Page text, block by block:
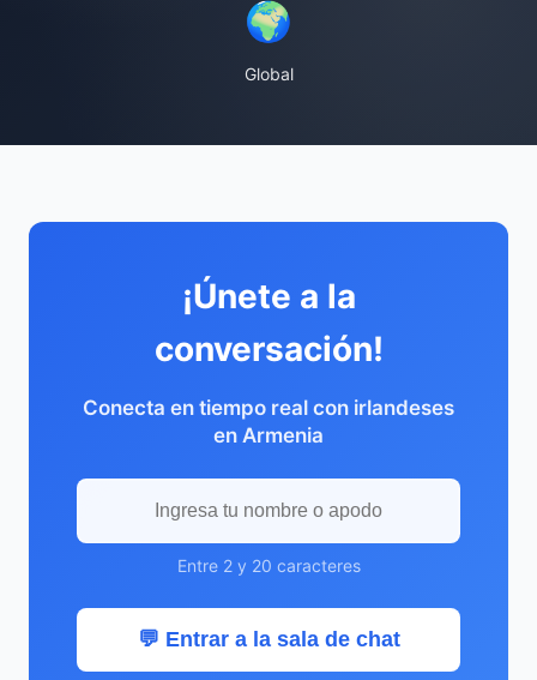
🌍
Global
¡Únete a la
conversación!
Conecta en tiempo real con irlandeses
en Armenia
Entre 2 y 20 caracteres
💬 Entrar a la sala de chat